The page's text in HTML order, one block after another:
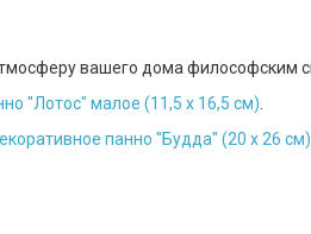
вашего дома философским
"Лотос" малое (11,5 х 16,5 см)
панно "Будда" (20 х 26 см)